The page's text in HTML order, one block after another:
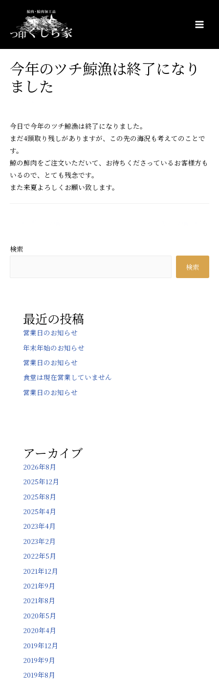
Main
今年のツチ鯨漁は終了になり
ました
今日で今年のツチ鯨漁は終了になりました。
まだ4頭取り残しがありますが、この先の海況も考えてのことで
す。
鯨の鮮肉をご注文いただいて、お待ちくださっているお客様方も
いるので、とても残念です。
また来夏よろしくお願い致します。
ナ
検索
検索
最近の投稿
営業日のお知らせ
年末年始のお知らせ
営業日のお知らせ
食堂は現在営業していません
営業日のお知らせ
アーカイブ
2026年8月
2025年12月
2025年8月
2025年4月
2023年4月
2023年2月
2022年5月
2021年12月
2021年9月
2021年8月
2020年5月
2020年4月
2019年12月
2019年9月
2019年8月